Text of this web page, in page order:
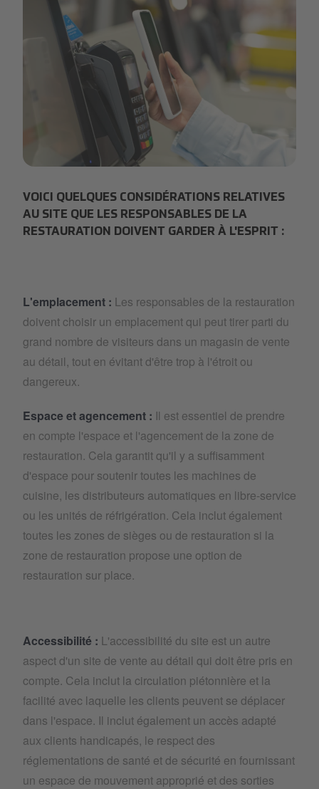
VOICI QUELQUES CONSIDÉRATIONS RELATIVES
AU SITE QUE LES RESPONSABLES DE LA
RESTAURATION DOIVENT GARDER À L'ESPRIT :
L'emplacement : Les responsables de la restauration
doivent choisir un emplacement qui peut tirer parti du
grand nombre de visiteurs dans un magasin de vente
au détail, tout en évitant d'être trop à l'étroit ou
dangereux.
Espace et agencement : Il est essentiel de prendre
en compte l'espace et l'agencement de la zone de
restauration. Cela garantit qu'il y a suffisamment
d'espace pour soutenir toutes les machines de
cuisine, les distributeurs automatiques en libre-service
ou les unités de réfrigération. Cela inclut également
toutes les zones de sièges ou de restauration si la
zone de restauration propose une option de
restauration sur place.
Accessibilité : L'accessibilité du site est un autre
aspect d'un site de vente au détail qui doit être pris en
compte. Cela inclut la circulation piétonnière et la
facilité avec laquelle les clients peuvent se déplacer
dans l'espace. Il inclut également un accès adapté
aux clients handicapés, le respect des
réglementations de santé et de sécurité en fournissant
un espace de mouvement approprié et des sorties